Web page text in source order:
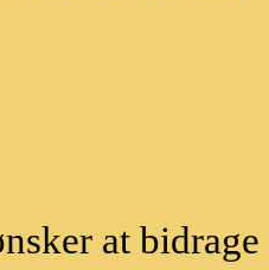
at